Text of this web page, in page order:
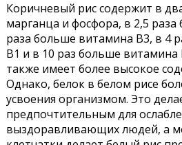
Коричневый рис содержит в
марганца и фосфора, в 2,5
раза больше витамина В3, в 4
В1 и в 10 раз больше
также имеет более высокое
Однако, белок в белом рисе
усвоения организмом. Это
предпочтительным для
выздоравливающих людей, а